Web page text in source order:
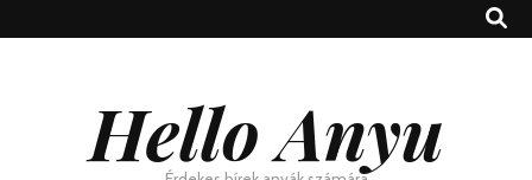
Hello Anyu